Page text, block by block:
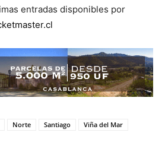
entradas disponibles por
Norte Santiago Viña del Mar